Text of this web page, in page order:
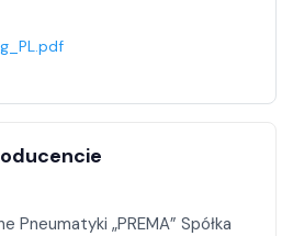
Pneumatyki „PREMA” Spółka